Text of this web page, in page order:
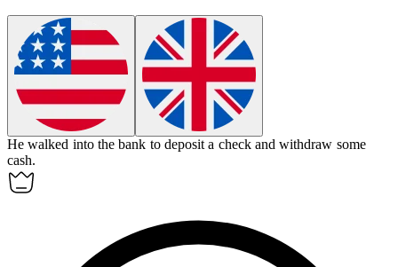
He walked into thebank to deposit a check and withdraw some
cash.